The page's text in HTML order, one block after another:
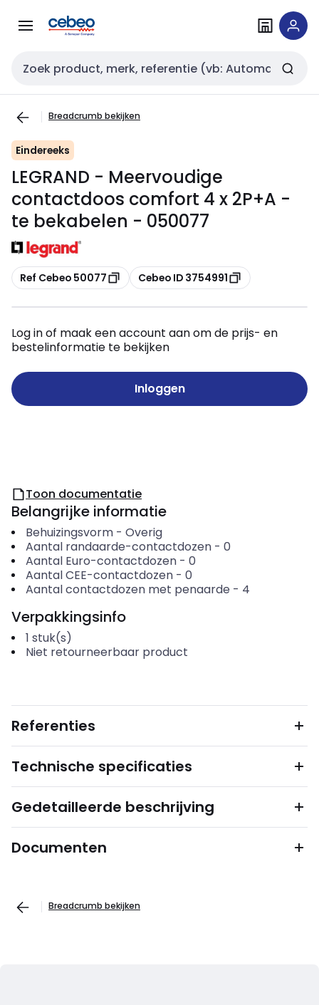
naar
naar
Zoekveld invoer
Breadcrumb bekijken
Eindereeks
LEGRAND - Meervoudige
contactdoos comfort 4 x 2P+A -
te bekabelen - 050077
Kopiëren
Ref Cebeo 50077 Kopiëren
Cebeo ID 3754991
Log in of maak een account aan om de prijs- en
bestelinformatie te bekijken
Inloggen
Toon documentatie
Belangrijke informatie
Behuizingsvorm- Overig
Aantal randaarde-contactdozen- 0
Aantal Euro-contactdozen- 0
Aantal CEE-contactdozen- 0
Aantal contactdozen met penaarde - 4
Verpakkingsinfo
1 stuk(s)
Niet retourneerbaar product
Referenties
Technische specificaties
Gedetailleerde beschrijving
Documenten
Breadcrumb bekijken